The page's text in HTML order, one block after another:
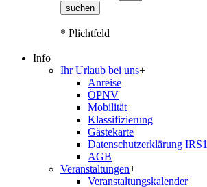
suchen
* Plichtfeld
Info
Ihr Urlaub bei uns+
Anreise
ÖPNV
Mobilität
Klassifizierung
Gästekarte
Datenschutzerklärung
AGB
Veranstaltungen+
Veranstaltungskalender